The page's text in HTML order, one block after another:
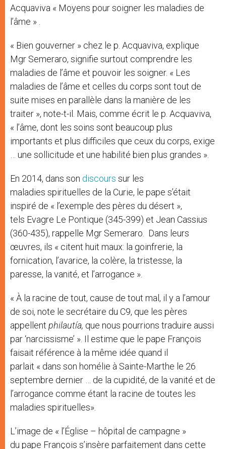
Acquaviva « Moyens pour soigner les maladies de
l’âme » .
« Bien gouverner » chez le p. Acquaviva, explique
Mgr Semeraro, signifie surtout comprendre les
maladies de l’âme et pouvoir les soigner. « Les
maladies de l’âme et celles du corps sont tout de
suite mises en parallèle dans la manière de les
traiter », note-t-il. Mais, comme écrit le p. Acquaviva,
« l’âme, dont les soins sont beaucoup plus
importants et plus difficiles que ceux du corps, exige
… une sollicitude et une habilité bien plus grandes ».
En 2014, dans son discours sur les
maladies spirituelles de la Curie, le pape s’était
inspiré de « l’exemple des pères du désert »,
tels Evagre Le Pontique (345-399) et Jean Cassius
(360-435), rappelle Mgr Semeraro. Dans leurs
œuvres, ils « citent huit maux: la goinfrerie, la
fornication, l’avarice, la colère, la tristesse, la
paresse, la vanité, et l’arrogance ».
« À la racine de tout, cause de tout mal, il y a l’amour
de soi, note le secrétaire du C9, que les pères
appellent philautía, que nous pourrions traduire aussi
par ‘narcissisme’ ». Il estime que le pape François
faisait référence à la même idée quand il
parlait « dans son homélie à Sainte-Marthe le 26
septembre dernier … de la cupidité, de la vanité et de
l’arrogance comme étant la racine de toutes les
maladies spirituelles».
L’image de « l’Église – hôpital de campagne »
du pape François s’insère parfaitement dans cette